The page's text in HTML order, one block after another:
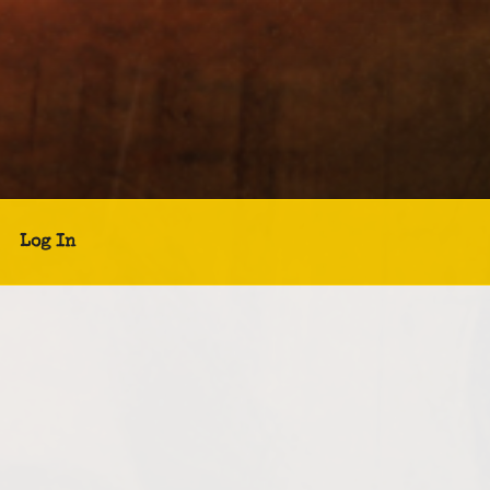
Log In